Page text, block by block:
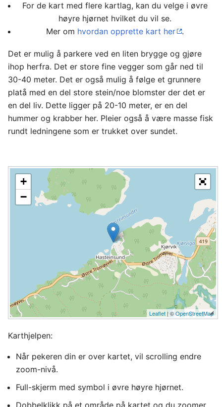
For de kart med flere kartlag, kan du velge i øvre
høyre hjørnet hvilket du vil se.
Mer om hvordan opprette kart her .
Det er mulig å parkere ved en liten brygge og gjøre
ihop herfra. Det er store fine vegger som går ned til
30-40 meter. Det er også mulig å følge et grunnere
platå med en del store stein/noe blomster der det er
en del liv. Dette ligger på 20-10 meter, er en del
hummer og krabber her. Pleier også å være masse fisk
rundt ledningene som er trukket over sundet.
+
−
Leaflet | ©OpenStreetMap
Karthjelpen:
Når pekeren din er over kartet, vil scrolling endre
zoom-nivå.
Full-skjerm med symbol i øvre høyre hjørnet.
Dobbelklikk på et område på kartet og du zoomer